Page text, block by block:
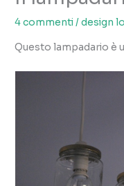
4 commenti/design
Questo lampadario è